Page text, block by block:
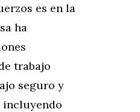
es en la
ha
trabajo
seguro y
incluyendo